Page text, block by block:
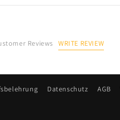
Reviews WRITE REVIEW
Datenschutz AGB